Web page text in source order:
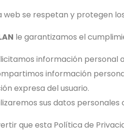
web se respetan y protegen
le garantizamos el
información personal
información
expresa del usuario.
sus datos
que esta Política de